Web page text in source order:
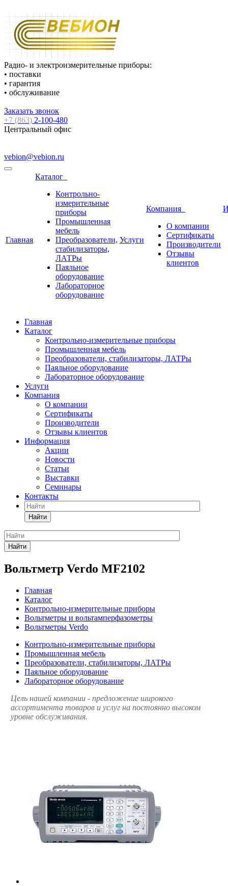
Радио- и электроизмерительные приборы:
• поставки
• гарантия
• обслуживание
Заказать звонок
+7 (863) 2-100-480
Центральный офис
vebion@vebion.ru
Главная
Каталог
Контрольно-
измерительные
приборы
Промышленная
мебель
Преобразователи,
стабилизаторы,
ЛАТРы
Паяльное
оборудование
Лабораторное
оборудование
Услуги
Компания
О компании
Сертификаты
Производители
Отзывы
клиентов
Главная
Каталог
Контрольно-измерительные приборы
Промышленная мебель
Преобразователи, стабилизаторы, ЛАТРы
Паяльное оборудование
Лабораторное оборудование
Услуги
Компания
О компании
Сертификаты
Производители
Отзывы клиентов
Информация
Акции
Новости
Статьи
Выставки
Семинары
Контакты
Найти
Найти
Вольтметр Verdo MF2102
Главная
Каталог
Контрольно-измерительные приборы
Вольтметры и вольтамперфазометры
Вольтметры Verdo
Контрольно-измерительные приборы
Промышленная мебель
Преобразователи, стабилизаторы, ЛАТРы
Паяльное оборудование
Лабораторное оборудование
Цель нашей компании - предложение широкого
ассортимента товаров и услуг на постоянно высоком
уровне обслуживания.